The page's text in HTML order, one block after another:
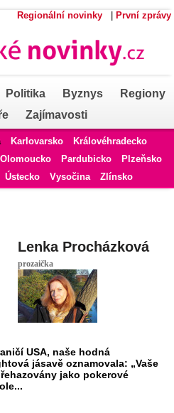
Regionální novinky První zprávy
Politika Byznys
Regiony
Zajímavosti
Karlovarsko
Královéhradecko
Olomoucko Pardubicko
Plzeňsko
Ústecko Vysočina Zlínsko
Lenka Procházková
prozaička
USA, naše hodná
jásavě oznamovala: „Vaše
jako pokerové